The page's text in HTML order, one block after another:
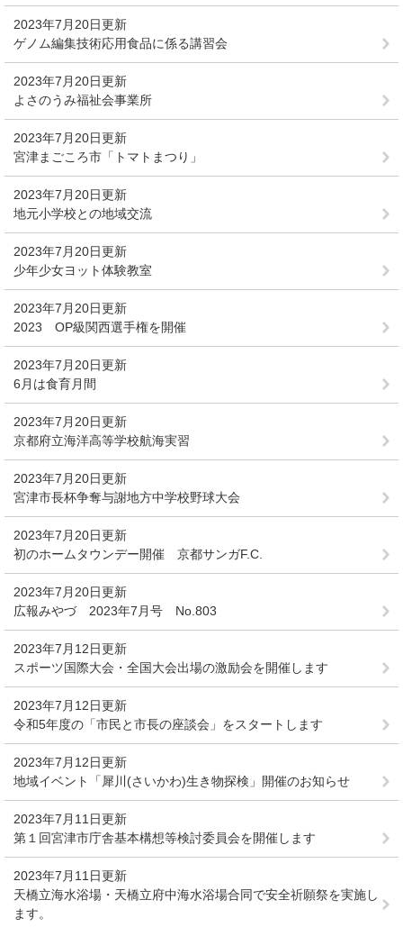
2023年7月20日更新
ゲノム編集技術応用食品に係る講習会
2023年7月20日更新
よさのうみ福祉会事業所
2023年7月20日更新
宮津まごころ市「トマトまつり」
2023年7月20日更新
地元小学校との地域交流
2023年7月20日更新
少年少女ヨット体験教室
2023年7月20日更新
2023 OP級関西選手権を開催
2023年7月20日更新
6月は食育月間
2023年7月20日更新
京都府立海洋高等学校航海実習
2023年7月20日更新
宮津市長杯争奪与謝地方中学校野球大会
2023年7月20日更新
初のホームタウンデー開催 京都サンガF.C.
2023年7月20日更新
広報みやづ 2023年7月号 No.803
2023年7月12日更新
スポーツ国際大会・全国大会出場の激励会を開催します
2023年7月12日更新
令和5年度の「市民と市長の座談会」をスタートします
2023年7月12日更新
地域イベント「犀川(さいかわ)生き物探検」開催のお知らせ
2023年7月11日更新
第１回宮津市庁舎基本構想等検討委員会を開催します
2023年7月11日更新
天橋立海水浴場・天橋立府中海水浴場合同で安全祈願祭を実施し
ます。